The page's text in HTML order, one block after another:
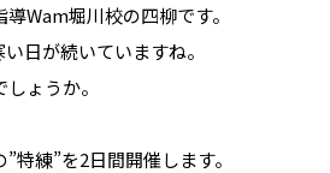
Wam堀川校の四柳です。
日が続いていますね。
ょうか。
特練”を2日間開催します。